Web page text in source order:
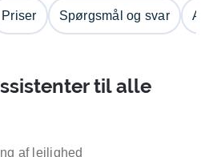
Priser Spørgsmål og svar
til alle
af lejlighed